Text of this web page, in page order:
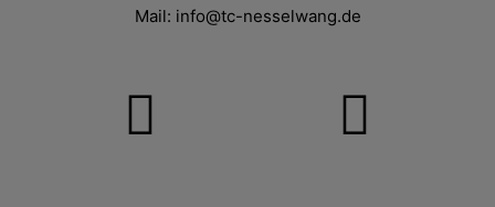
Mail: info@tc-nesselwang.de